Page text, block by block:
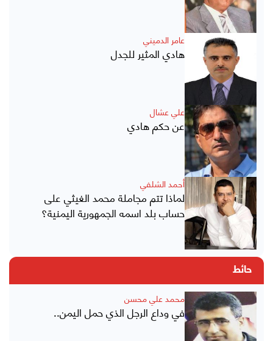
عامر الدميني
هادي المثير للجدل
علي عشال
عن حكم هادي
أحمد الشلفي
لماذا تتم مجاملة محمد الغيثي على
حساب بلد اسمه الجمهورية اليمنية؟
حائط
محمد علي محسن
في وداع الرجل الذي حمل اليمن..